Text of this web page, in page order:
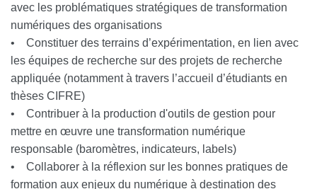
avec les problématiques stratégiques de transformation
numériques des organisations
• Constituer des terrains d’expérimentation, en lien avec
les équipes de recherche sur des projets de recherche
appliquée (notamment à travers l’accueil d’étudiants en
thèses CIFRE)
• Contribuer à la production d'outils de gestion pour
mettre en œuvre une transformation numérique
responsable (baromètres, indicateurs, labels)
• Collaborer à la réflexion sur les bonnes pratiques de
formation aux enjeux du numérique à destination des